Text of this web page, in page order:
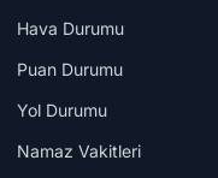
Hava Durumu
Puan Durumu
Yol Durumu
Namaz Vakitleri